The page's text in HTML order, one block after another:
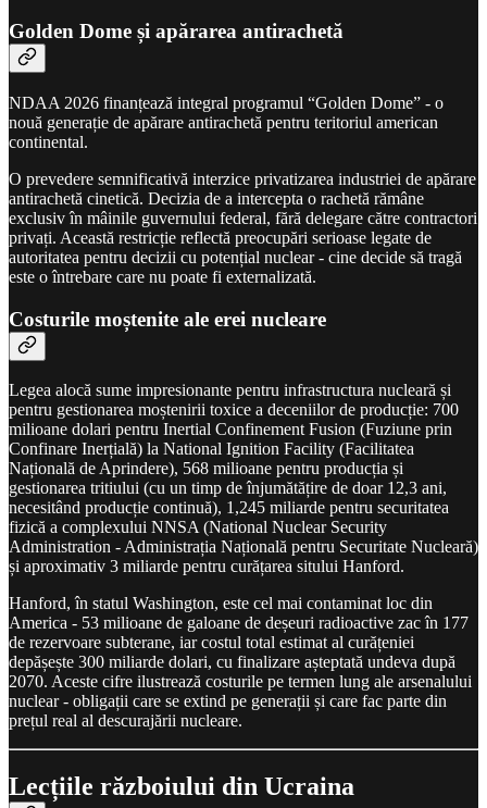
Golden Dome și apărarea antirachetă
NDAA 2026 finanțează integral programul “Golden Dome” - o
nouă generație de apărare antirachetă pentru teritoriul american
continental.
O prevedere semnificativă interzice privatizarea industriei de apărare
antirachetă cinetică. Decizia de a intercepta o rachetă rămâne
exclusiv în mâinile guvernului federal, fără delegare către contractori
privați. Această restricție reflectă preocupări serioase legate de
autoritatea pentru decizii cu potențial nuclear - cine decide să tragă
este o întrebare care nu poate fi externalizată.
Costurile moștenite ale erei nucleare
Legea alocă sume impresionante pentru infrastructura nucleară și
pentru gestionarea moștenirii toxice a deceniilor de producție: 700
milioane dolari pentru Inertial Confinement Fusion (Fuziune prin
Confinare Inerțială) la National Ignition Facility (Facilitatea
Națională de Aprindere), 568 milioane pentru producția și
gestionarea tritiului (cu un timp de înjumătățire de doar 12,3 ani,
necesitând producție continuă), 1,245 miliarde pentru securitatea
fizică a complexului NNSA (National Nuclear Security
Administration - Administrația Națională pentru Securitate Nucleară)
și aproximativ 3 miliarde pentru curățarea sitului Hanford.
Hanford, în statul Washington, este cel mai contaminat loc din
America - 53 milioane de galoane de deșeuri radioactive zac în 177
de rezervoare subterane, iar costul total estimat al curățeniei
depășește 300 miliarde dolari, cu finalizare așteptată undeva după
2070. Aceste cifre ilustrează costurile pe termen lung ale arsenalului
nuclear - obligații care se extind pe generații și care fac parte din
prețul real al descurajării nucleare.
Lecțiile războiului din Ucraina